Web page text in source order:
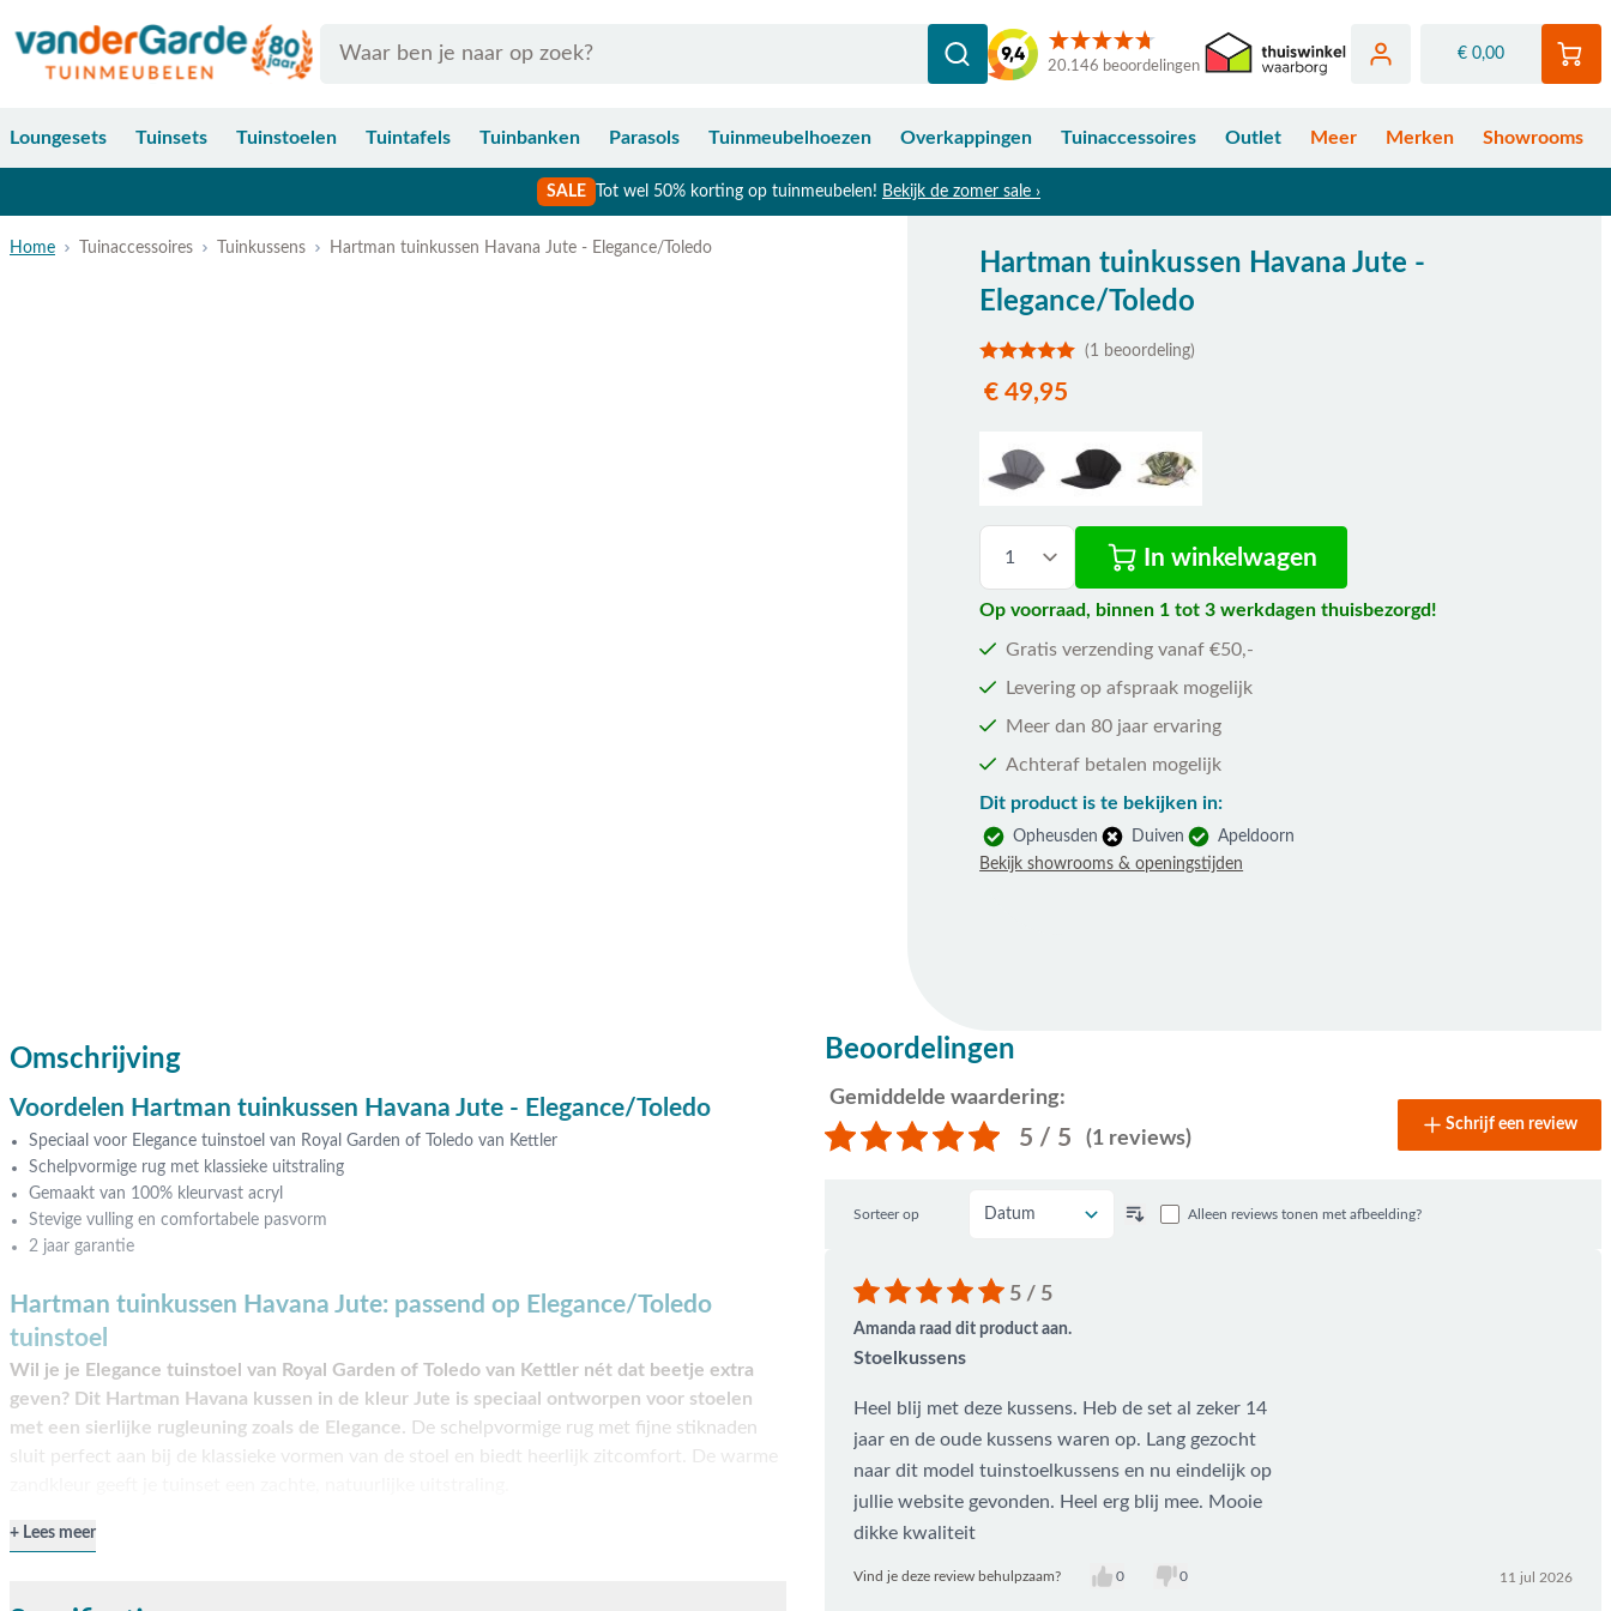
20.146 beoordelingen
€ 0,00
Loungesets Tuinsets Tuinstoelen Tuintafels Tuinbanken Parasols Tuinmeubelhoezen Overkappingen Tuinaccessoires Outlet Meer Merken Showrooms
SALE Tot wel 50% korting op tuinmeubelen! Bekijk de zomer sale ›
Home Tuinaccessoires Tuinkussens Hartman tuinkussen Havana Jute - Elegance/Toledo
Hartman tuinkussen Havana Jute -
Elegance/Toledo
(1 beoordeling)
€ 49,95
In winkelwagen
Op voorraad, binnen 1 tot 3 werkdagen thuisbezorgd!
Gratis verzending vanaf €50,-
Levering op afspraak mogelijk
Meer dan 80 jaar ervaring
Achteraf betalen mogelijk
Dit product is te bekijken in:
Opheusden Duiven
Apeldoorn
Bekijk showrooms & openingstijden
Omschrijving
Voordelen Hartman tuinkussen Havana Jute - Elegance/Toledo
Speciaal voor Elegance tuinstoel van Royal Garden of Toledo van Kettler
Schelpvormige rug met klassieke uitstraling
Gemaakt van 100% kleurvast acryl
Stevige vulling en comfortabele pasvorm
2 jaar garantie
Hartman tuinkussen Havana Jute: passend op Elegance/Toledo
tuinstoel
Wil je je Elegance tuinstoel van Royal Garden of Toledo van Kettler nét dat beetje extra
geven? Dit Hartman Havana kussen in de kleur Jute is speciaal ontworpen voor stoelen
met een sierlijke rugleuning zoals de Elegance. De schelpvormige rug met fijne stiknaden
sluit perfect aan bij de klassieke vormen van de stoel en biedt heerlijk zitcomfort. De warme
Vormvast, stijlvol en eenvoudig vast te maken
Lees meer
Beoordelingen
Gemiddelde waardering:
5 / 5 (1 reviews)
Schrijf een review
Alleen reviews tonen met afbeelding?
Sorteer op
5 / 5
Amanda raad dit product aan.
Stoelkussens
Heel blij met deze kussens. Heb de set al zeker 14
jaar en de oude kussens waren op. Lang gezocht
naar dit model tuinstoelkussens en nu eindelijk op
jullie website gevonden. Heel erg blij mee. Mooie
dikke kwaliteit
Vind je deze review behulpzaam? 0 0 11 jul 2026